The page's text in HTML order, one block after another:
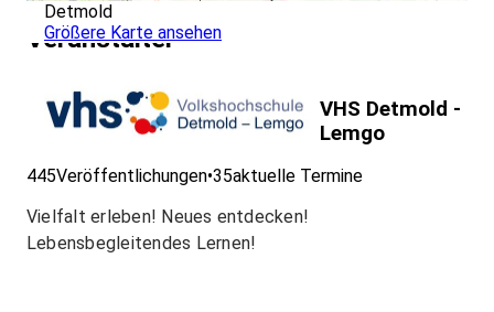
Detmold
Größere Karte ansehen
Veranstalter
VHS Detmold -
Lemgo
445Veröffentlichungen•35aktuelle Termine
Vielfalt erleben! Neues entdecken!
Lebensbegleitendes Lernen!